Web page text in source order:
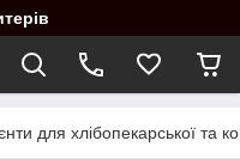
для хлібопекарської та